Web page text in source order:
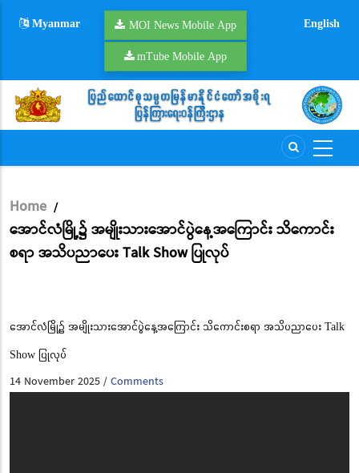
Myanmar MOI News Mobile App
mTube Mobile App
English
Breadcrumb
Home /
အောင်လံမြို့၌ အမျိုးသားအောင်ပွဲနေ့အကြောင်း သိကောင်း
စရာ အသိပညာပေး Talk Show ပြုလုပ်
အောင်လံမြို့၌ အမျိုးသားအောင်ပွဲနေ့အကြောင်း သိကောင်းစရာ အသိပညာပေး Talk
Show ပြုလုပ်
14 November 2025/Comments